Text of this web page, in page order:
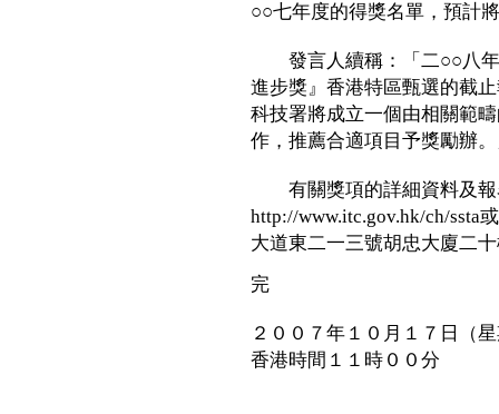
○○七年度的得獎名單，預計
發言人續稱：「二○○八年
進步獎』香港特區甄選的截
科技署將成立一個由相關範
作，推薦合適項目予獎勵辦
有關獎項的詳細資料及報
http://www.itc.gov.hk/ch/ssta
大道東二一三號胡忠大廈二
完
２００７年１０月１７日（
香港時間１１時００分